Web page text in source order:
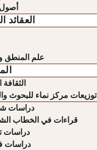
العقائد
علم المنطق
توزيعات مركز نماء للبحوث
دراسات
قراءات في الخطاب
دراسات
دراسات